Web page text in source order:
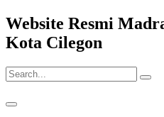
Website Resmi
Kota Cilegon